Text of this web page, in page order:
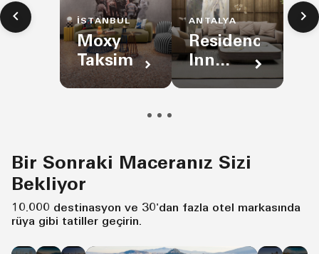
İSTANBUL
Moxy
Taksim
ANTALYA
Residence
Inn
Antalya
Bir Sonraki Maceranız Sizi
Bekliyor
10.000 destinasyon ve 30'dan fazla otel markasında
rüya gibi tatiller geçirin.